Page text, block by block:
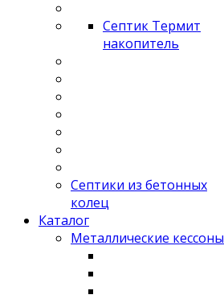
Септик Термит
накопитель
Септики из бетонных
колец
Каталог
Металлические кессоны